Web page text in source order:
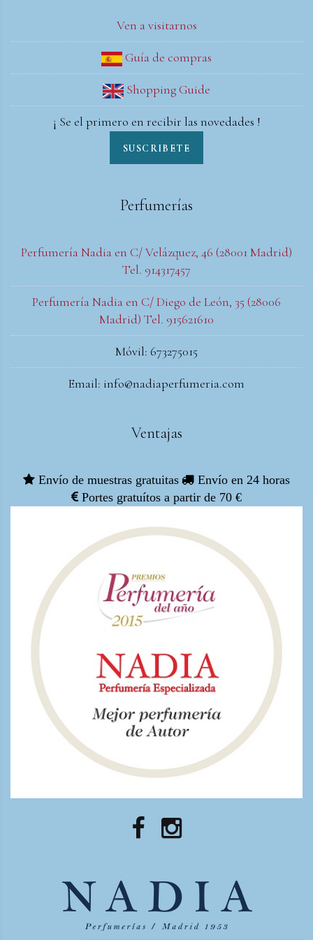
Ven a visitarnos
Guía de compras
Shopping Guide
¡ Se el primero en recibir las novedades !
SUSCRIBETE
Perfumerías
Perfumería Nadia en C/ Velázquez, 46 (28001 Madrid)
Tel. 914317457
Perfumería Nadia en C/ Diego de León, 35 (28006
Madrid) Tel. 915621610
Móvil: 673275015
Email: info@nadiaperfumeria.com
Ventajas
Envío de muestras gratuitas
Envío en 24 horas
Portes gratuítos a partir de 70 €